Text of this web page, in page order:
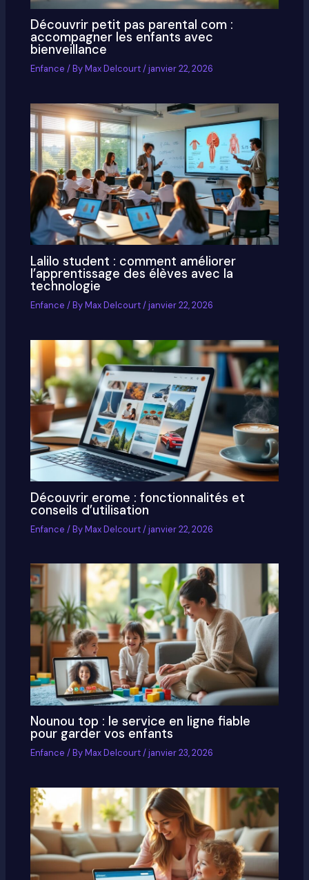
Découvrir petit pas parental com :
accompagner les enfants avec
bienveillance
Enfance / ByMax Delcourt/janvier 22, 2026
Lalilo student : comment améliorer
l’apprentissage des élèves avec la
technologie
Enfance / ByMax Delcourt/janvier 22, 2026
Découvrir erome : fonctionnalités et
conseils d’utilisation
Enfance / ByMax Delcourt/janvier 22, 2026
Nounou top : le service en ligne fiable
pour garder vos enfants
Enfance / ByMax Delcourt/janvier 23, 2026